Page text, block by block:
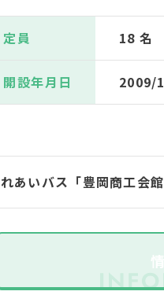
定員 18 名
開設年月日 2009/
あいバス「豊岡商工会